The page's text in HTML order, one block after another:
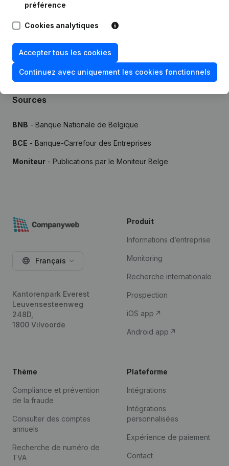
Sources
BNB - Banque Nationale de Belgique
BCE - Banque-Carrefour des Entreprises
Moniteur - Publications par le Moniteur Belge
préférence
Cookies analytiques
Accepter tous les cookies
Continuez avec uniquement les cookies fonctionnels
Français
Kantorenpark Everest
Leuvensesteenweg
248D,
1800 Vilvoorde
Produit
Informations d’entreprise
Monitoring
Recherche internationale
Prospection
iOS app
Android app
Thème
Compliance et prévention
de la fraude
Consulter des comptes
annuels
Recherche de numéro de
TVA
Plateforme
Intégrations
Intégrations
personnalisées
Expérience de paiement
Contact